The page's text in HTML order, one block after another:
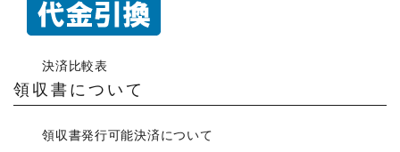
決済比較表
領収書について
領収書発行可能決済について